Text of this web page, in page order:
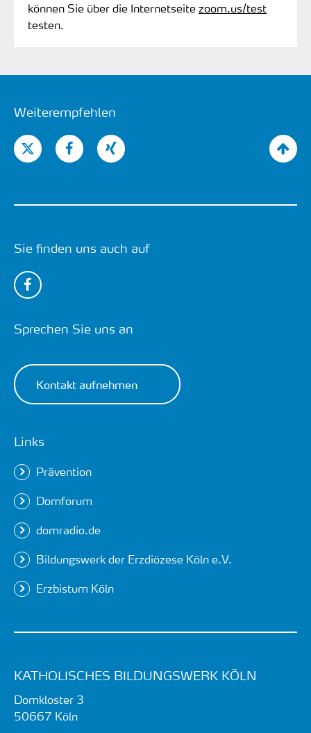
können Sie über die Internetseitezoom.us/test
testen.
Weiterempfehlen
Sie finden uns auch auf
Sprechen Sie uns an
Kontakt aufnehmen
Links
Prävention
Domforum
domradio.de
Bildungswerk der Erzdiözese Köln e.V.
Erzbistum Köln
KATHOLISCHES BILDUNGSWERK KÖLN
Domkloster 3
50667 Köln